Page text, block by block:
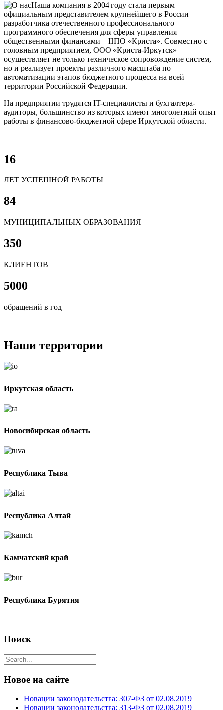
Наша компания в 2004 году стала первым
официальным представителем крупнейшего в России
разработчика отечественного профессионального
программного обеспечения для сферы управления
общественными финансами – НПО «Криста». Совместно с
головным предприятием, ООО «Криста-Иркутск»
осуществляет не только техническое сопровождение систем,
но и реализует проекты различного масштаба по
автоматизации этапов бюджетного процесса на всей
территории Российской Федерации.
На предприятии трудятся IT-специалисты и бухгалтера-
аудиторы, большинство из которых имеют многолетний опыт
работы в финансово-бюджетной сфере Иркутской области.
16
ЛЕТ УСПЕШНОЙ РАБОТЫ
84
МУНИЦИПАЛЬНЫХ ОБРАЗОВАНИЯ
350
КЛИЕНТОВ
5000
обращений в год
Наши территории
Иркутская область
Новосибирская область
Республика Тыва
Республика Алтай
Камчатский край
Республика Бурятия
Поиск
Новое на сайте
Новации законодательства: 307-ФЗ от 02.08.2019
Новации законодательства: 313-ФЗ от 02.08.2019